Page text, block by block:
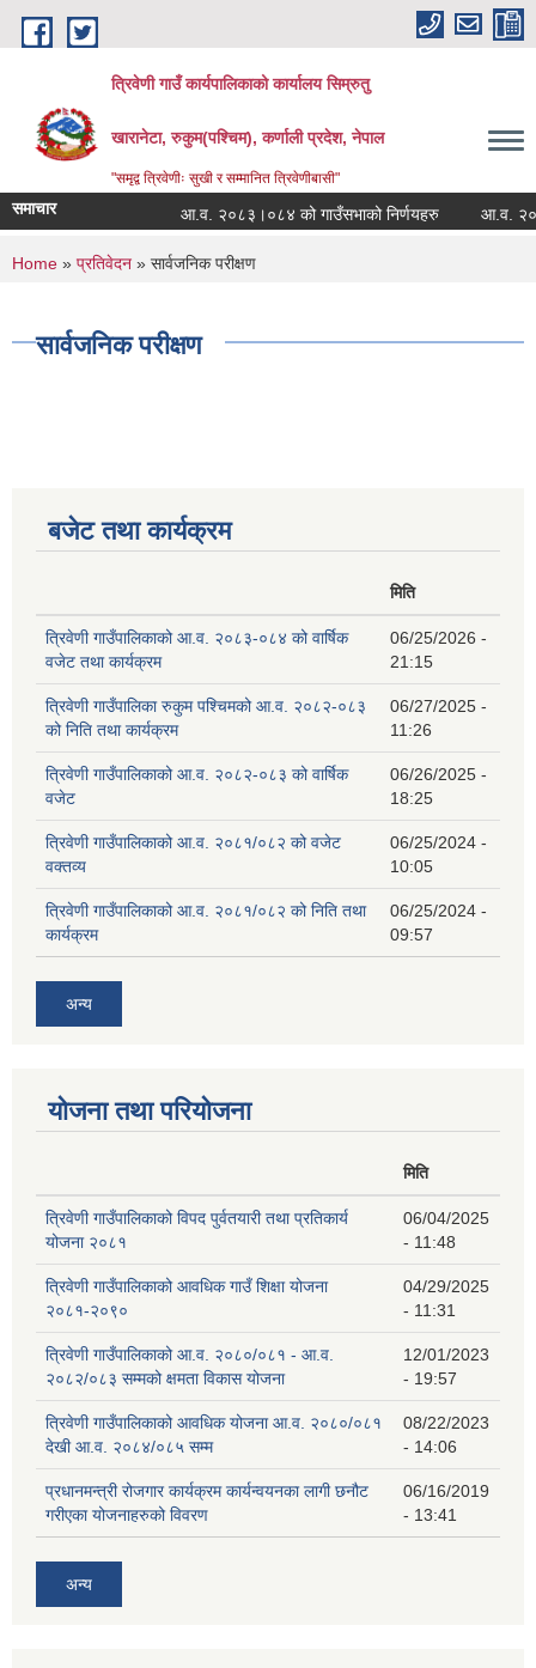
Skip to main content
त्रिवेणी गाउँ कार्यपालिकाको कार्यालय सिम्रुतु
खारानेटा, रुकुम(पश्‍चिम), कर्णाली प्रदेश, नेपाल
"समृद्व त्रिवेणीः सुखी र सम्मानित त्रिवेणीबासी"
समाचार आ.व. २०८३।०८४ को गाउँसभाको निर्णयहरु आ.व.
You are here
Home » प्रतिवेदन » सार्वजनिक परीक्षण
सार्वजनिक परीक्षण
बजेट तथा कार्यक्रम
मिति
त्रिवेणी गाउँपालिकाको आ.व. २०८३-०८४ को वार्षिक
वजेट तथा कार्यक्रम
06/25/2026 -
21:15
त्रिवेणी गाउँपालिका रुकुम पश्‍चिमको आ.व. २०८२-०८३
को निति तथा कार्यक्रम
06/27/2025 -
11:26
त्रिवेणी गाउँपालिकाको आ.व. २०८२-०८३ को वार्षिक
वजेट
06/26/2025 -
18:25
त्रिवेणी गाउँपालिकाको आ.व. २०८१/०८२ को वजेट
वक्तव्य
06/25/2024 -
10:05
त्रिवेणी गाउँपालिकाको आ.व. २०८१/०८२ को निति तथा
कार्यक्रम
06/25/2024 -
09:57
अन्य
योजना तथा परियोजना
मिति
त्रिवेणी गाउँपालिकाको विपद पुर्वतयारी तथा प्रतिकार्य
योजना २०८१
06/04/2025
- 11:48
त्रिवेणी गाउँपालिकाको आवधिक गाउँ शिक्षा योजना
२०८१-२०९०
04/29/2025
- 11:31
त्रिवेणी गाउँपालिकाको आ.व. २०८०/०८१ - आ.व.
२०८२/०८३ सम्मको क्षमता विकास योजना
12/01/2023
- 19:57
त्रिवेणी गाउँपालिकाको आवधिक योजना आ.व. २०८०/०८१
देखी आ.व. २०८४/०८५ सम्म
08/22/2023
- 14:06
प्रधानमन्त्री रोजगार कार्यक्रम कार्यन्वयनका लागी छनौट
गरीएका योजनाहरुको विवरण
06/16/2019
- 13:41
अन्य